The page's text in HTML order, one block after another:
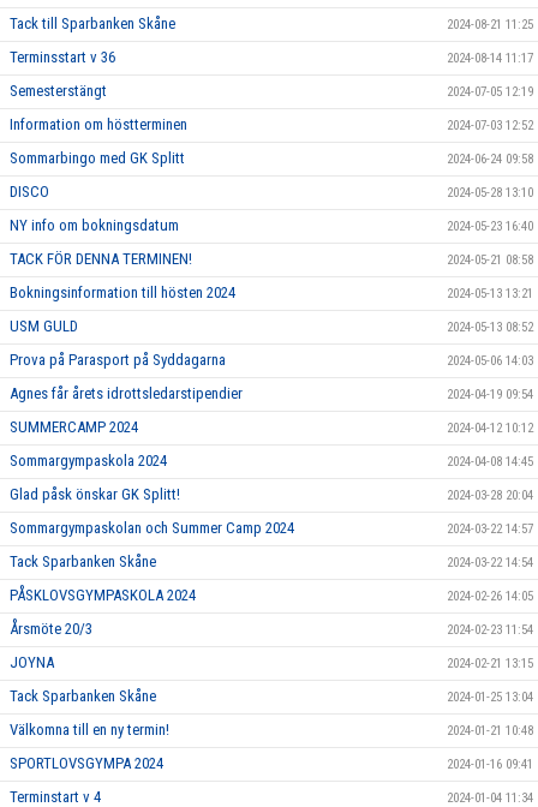
Tack till Sparbanken Skåne 2024-08-21 11:25
Terminsstart v 36 2024-08-14 11:17
Semesterstängt 2024-07-05 12:19
Information om höstterminen 2024-07-03 12:52
Sommarbingo med GK Splitt 2024-06-24 09:58
DISCO 2024-05-28 13:10
NY info om bokningsdatum 2024-05-23 16:40
TACK FÖR DENNA TERMINEN! 2024-05-21 08:58
Bokningsinformation till hösten 2024 2024-05-13 13:21
USM GULD 2024-05-13 08:52
Prova på Parasport på Syddagarna 2024-05-06 14:03
Agnes får årets idrottsledarstipendier 2024-04-19 09:54
SUMMERCAMP 2024 2024-04-12 10:12
Sommargympaskola 2024 2024-04-08 14:45
Glad påsk önskar GK Splitt! 2024-03-28 20:04
Sommargympaskolan och Summer Camp 2024 2024-03-22 14:57
Tack Sparbanken Skåne 2024-03-22 14:54
PÅSKLOVSGYMPASKOLA 2024 2024-02-26 14:05
Årsmöte 20/3 2024-02-23 11:54
JOYNA 2024-02-21 13:15
Tack Sparbanken Skåne 2024-01-25 13:04
Välkomna till en ny termin! 2024-01-21 10:48
SPORTLOVSGYMPA 2024 2024-01-16 09:41
Terminstart v 4 2024-01-04 11:34